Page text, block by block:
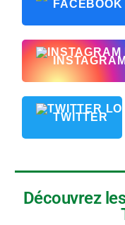
FACEBOOK
INSTAGRAM
TWITTER
Découvrez